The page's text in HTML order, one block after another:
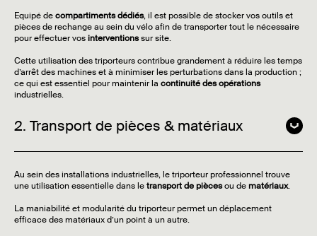
Equipé decompartiments dédiés, il est possible de stocker vos outils et
pièces de rechange au sein du vélo afin de transporter tout le nécessaire
pour effectuer vosinterventionssur site.
Cette utilisation des triporteurs contribue grandement à réduire les temps
d’arrêt des machines et à minimiser les perturbations dans la production ;
ce qui est essentiel pour maintenir la continuité des opérations
industrielles.
2. Transport de pièces & matériaux
Au sein des installations industrielles, le triporteur professionnel trouve
une utilisation essentielle dans letransport de piècesou dematériaux.
La maniabilité et modularité du triporteur permet un déplacement
efficace des matériaux d’un point à un autre.